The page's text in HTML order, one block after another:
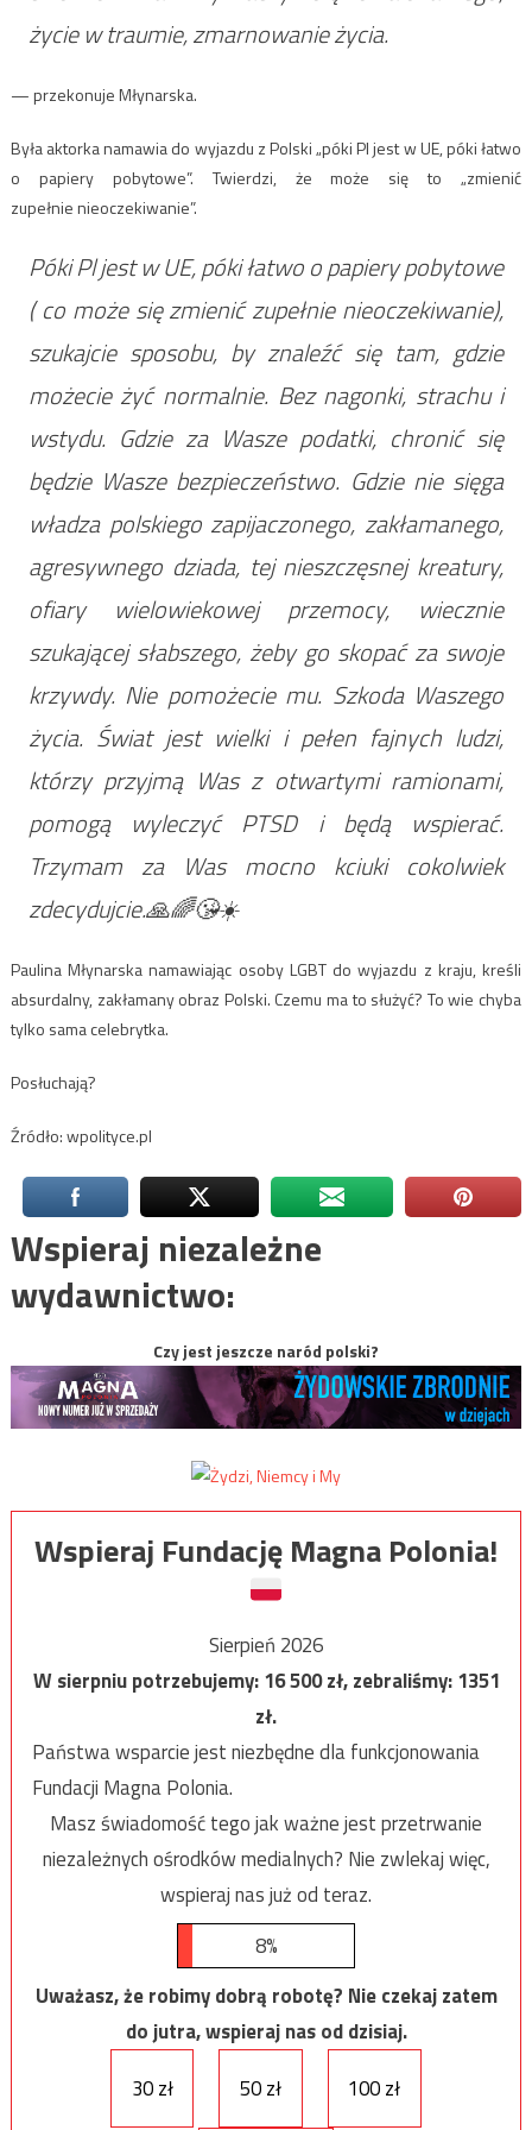
życie w traumie, zmarnowanie życia.
— przekonuje Młynarska.
Była aktorka namawia do wyjazdu z Polski „póki Pl jest w UE, póki łatwo
o papiery pobytowe”. Twierdzi, że może się to „zmienić
zupełnie nieoczekiwanie”.
Póki Pl jest w UE, póki łatwo o papiery pobytowe
( co może się zmienić zupełnie nieoczekiwanie),
szukajcie sposobu, by znaleźć się tam, gdzie
możecie żyć normalnie. Bez nagonki, strachu i
wstydu. Gdzie za Wasze podatki, chronić się
będzie Wasze bezpieczeństwo. Gdzie nie sięga
władza polskiego zapijaczonego, zakłamanego,
agresywnego dziada, tej nieszczęsnej kreatury,
ofiary wielowiekowej przemocy, wiecznie
szukającej słabszego, żeby go skopać za swoje
krzywdy. Nie pomożecie mu. Szkoda Waszego
życia. Świat jest wielki i pełen fajnych ludzi,
którzy przyjmą Was z otwartymi ramionami,
pomogą wyleczyć PTSD i będą wspierać.
Trzymam za Was mocno kciuki cokolwiek
zdecydujcie.🙏🌈😘☀️
Paulina Młynarska namawiając osoby LGBT do wyjazdu z kraju, kreśli
absurdalny, zakłamany obraz Polski. Czemu ma to służyć? To wie chyba
tylko sama celebrytka.
Posłuchają?
Źródło: wpolityce.pl
Wspieraj niezależne
wydawnictwo:
Czy jest jeszcze naród polski?
Wspieraj Fundację Magna Polonia!
Sierpień 2026
W sierpniu potrzebujemy:16 500zł, zebraliśmy:1351
zł.
Państwa wsparcie jest niezbędne dla funkcjonowania
Fundacji Magna Polonia.
Masz świadomość tego jak ważne jest przetrwanie
niezależnych ośrodków medialnych? Nie zwlekaj więc,
wspieraj nas już od teraz.
8%
Uważasz, że robimy dobrą robotę? Nie czekaj zatem
do jutra, wspieraj nas od dzisiaj.
30 zł
50 zł 100 zł